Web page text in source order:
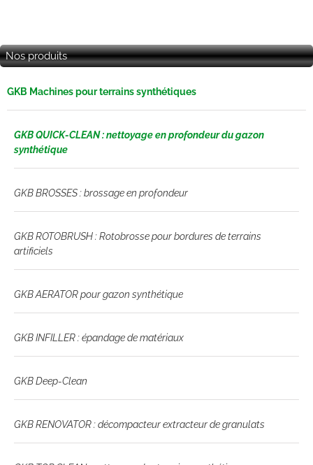
Nos produits
GKB Machines pour terrains synthétiques
GKB QUICK-CLEAN : nettoyage en profondeur du gazon
synthétique
GKB BROSSES : brossage en profondeur
GKB ROTOBRUSH : Rotobrosse pour bordures de terrains
artificiels
GKB AERATOR pour gazon synthétique
GKB INFILLER : épandage de matériaux
GKB Deep-Clean
GKB RENOVATOR : décompacteur extracteur de granulats